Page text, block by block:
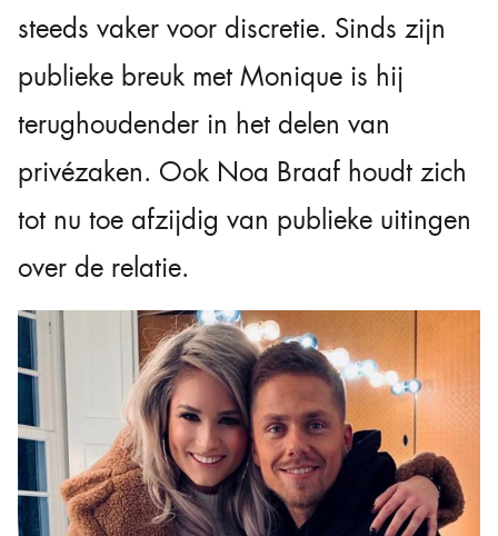
steeds vaker voor discretie. Sinds zijn
publieke breuk met Monique is hij
terughoudender in het delen van
privézaken. Ook Noa Braaf houdt zich
tot nu toe afzijdig van publieke uitingen
over de relatie.